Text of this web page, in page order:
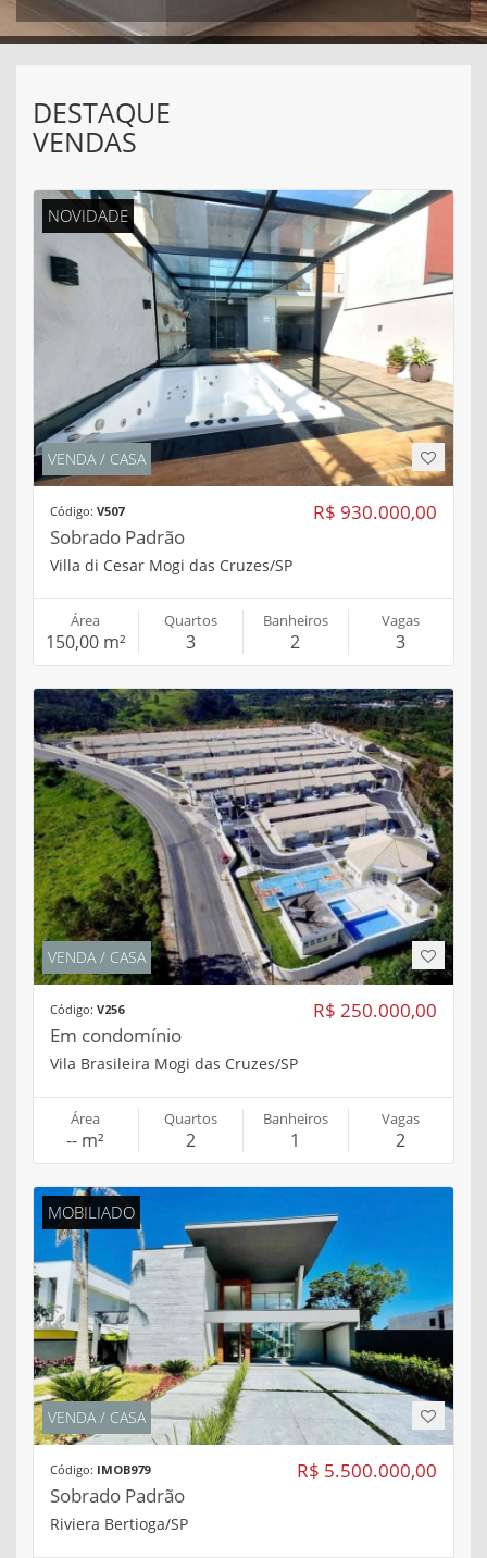
DESTAQUE
VENDAS
NOVIDADE
VENDA / CASA
R$ 930.000,00
Código: V507
Sobrado Padrão
Villa di Cesar Mogi das Cruzes/SP
Área
150,00 m²
Quartos
3
Banheiros
2
Vagas
3
VENDA / CASA
R$ 250.000,00
Código: V256
Em condomínio
Vila Brasileira Mogi das Cruzes/SP
Área
-- m²
Quartos
2
Banheiros
1
Vagas
2
MOBILIADO
VENDA / CASA
R$ 5.500.000,00
Código: IMOB979
Sobrado Padrão
Riviera Bertioga/SP